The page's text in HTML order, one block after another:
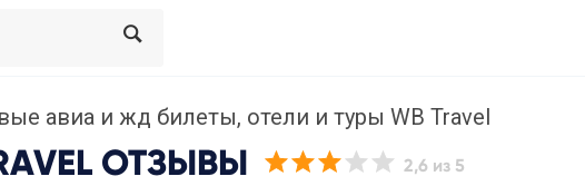
авиа и жд билеты, отели и туры WB Travel
ОТЗЫВЫ 2,6 из 5